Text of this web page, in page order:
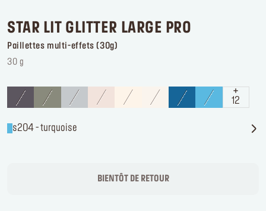
STAR LIT GLITTER LARGE PRO
Paillettes multi-effets (30g)
30 g
12
s204 - turquoise
BIENTÔT DE RETOUR